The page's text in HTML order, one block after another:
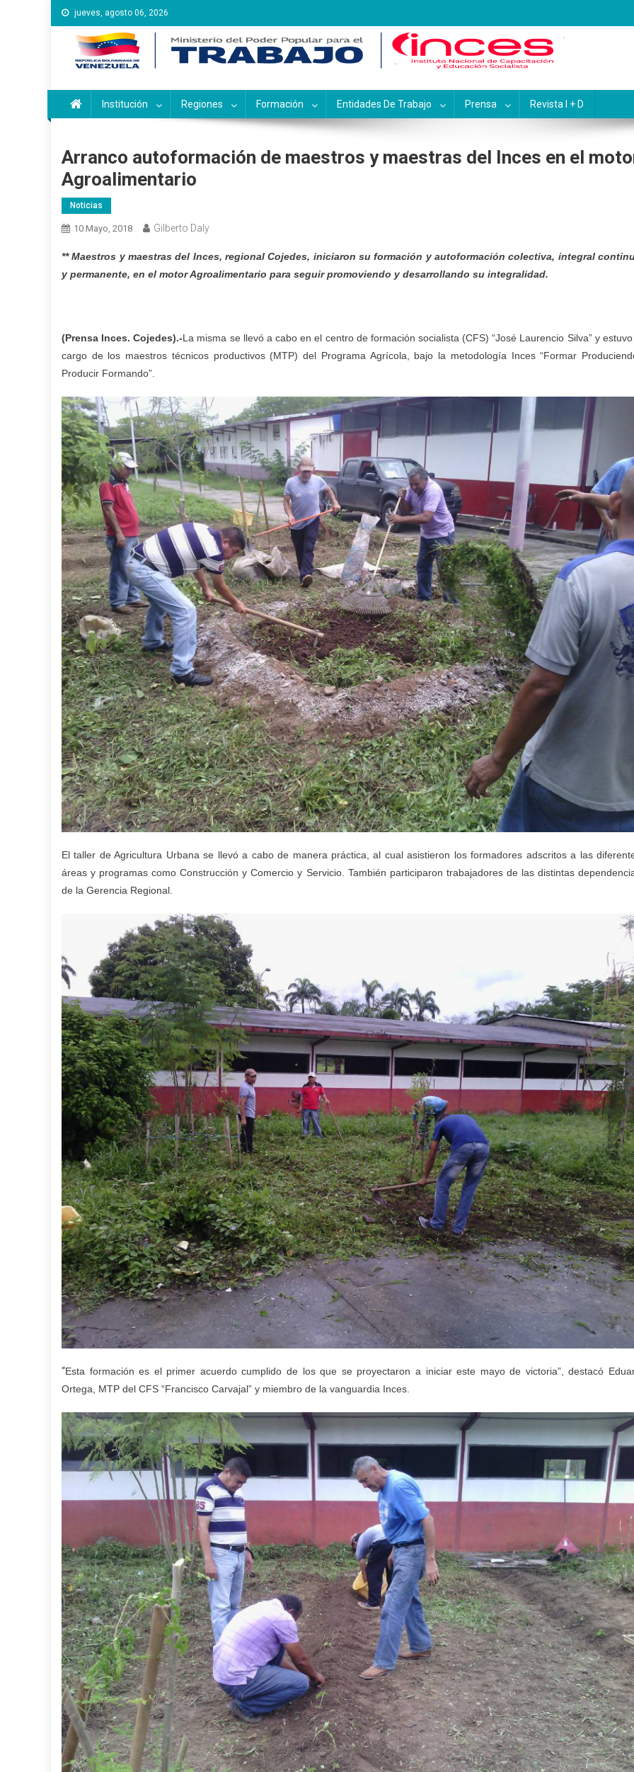
Saltar
al
contenido
jueves, agosto 06, 2026
Instituto Nacional de Capacitación y Educación
Inces
Institución Regiones Formación Entidades De Trabajo Prensa Revista I + D
Arranco autoformación de maestros y maestras del Inces en el
Agroalimentario
Noticias
10 Mayo, 2018 Gilberto Daly
** Maestros y maestras del Inces, regional Cojedes, iniciaron su formación y autoformación colectiva, integral
y permanente, en el motor Agroalimentario para seguir promoviendo y desarrollando su integralidad.
(Prensa Inces. Cojedes).-La misma se llevó a cabo en el centro de formación socialista (CFS) “José Laurencio Silva” y
cargo de los maestros técnicos productivos (MTP) del Programa Agrícola, bajo la metodología Inces “Formar
Producir Formando”.
El taller de Agricultura Urbana se llevó a cabo de manera práctica, al cual asistieron los formadores adscritos a las
áreas y programas como Construcción y Comercio y Servicio. También participaron trabajadores de las distintas
de la Gerencia Regional.
“Esta formación es el primer acuerdo cumplido de los que se proyectaron a iniciar este mayo de victoria”, destacó
Ortega, MTP del CFS “Francisco Carvajal” y miembro de la vanguardia Inces.